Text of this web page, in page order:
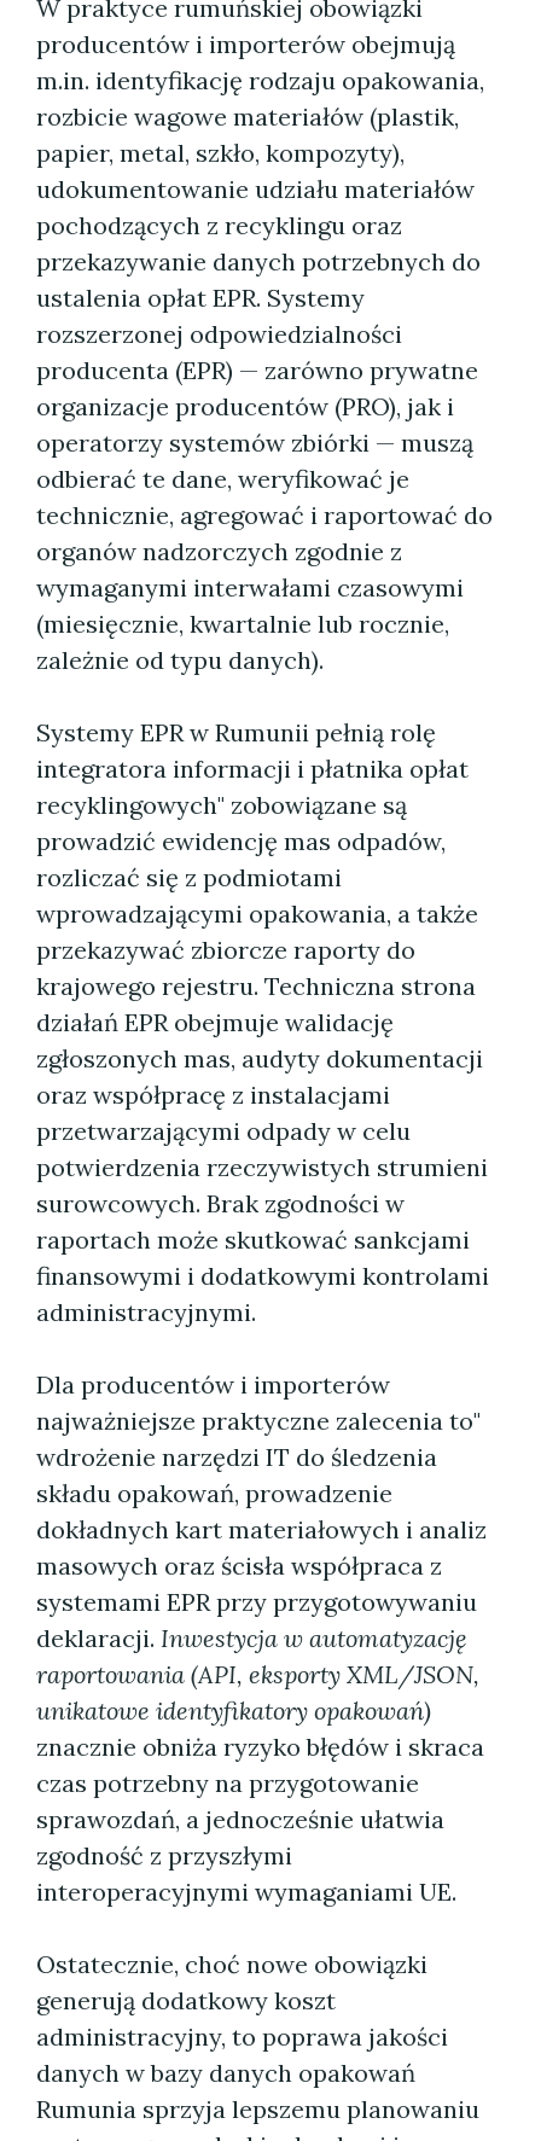
W praktyce rumuńskiej obowiązki
producentów i importerów obejmują
m.in. identyfikację rodzaju opakowania,
rozbicie wagowe materiałów (plastik,
papier, metal, szkło, kompozyty),
udokumentowanie udziału materiałów
pochodzących z recyklingu oraz
przekazywanie danych potrzebnych do
ustalenia opłat EPR. Systemy
rozszerzonej odpowiedzialności
producenta (EPR) — zarówno prywatne
organizacje producentów (PRO), jak i
operatorzy systemów zbiórki — muszą
odbierać te dane, weryfikować je
technicznie, agregować i raportować do
organów nadzorczych zgodnie z
wymaganymi interwałami czasowymi
(miesięcznie, kwartalnie lub rocznie,
zależnie od typu danych).
Systemy EPR w Rumunii pełnią rolę
integratora informacji i płatnika opłat
recyklingowych" zobowiązane są
prowadzić ewidencję mas odpadów,
rozliczać się z podmiotami
wprowadzającymi opakowania, a także
przekazywać zbiorcze raporty do
krajowego rejestru. Techniczna strona
działań EPR obejmuje walidację
zgłoszonych mas, audyty dokumentacji
oraz współpracę z instalacjami
przetwarzającymi odpady w celu
potwierdzenia rzeczywistych strumieni
surowcowych. Brak zgodności w
raportach może skutkować sankcjami
finansowymi i dodatkowymi kontrolami
administracyjnymi.
Dla producentów i importerów
najważniejsze praktyczne zalecenia to"
wdrożenie narzędzi IT do śledzenia
składu opakowań, prowadzenie
dokładnych kart materiałowych i analiz
masowych oraz ścisła współpraca z
systemami EPR przy przygotowywaniu
deklaracji. Inwestycja w automatyzację
raportowania (API, eksporty XML/JSON,
unikatowe identyfikatory opakowań)
znacznie obniża ryzyko błędów i skraca
czas potrzebny na przygotowanie
sprawozdań, a jednocześnie ułatwia
zgodność z przyszłymi
interoperacyjnymi wymaganiami UE.
Ostatecznie, choć nowe obowiązki
generują dodatkowy koszt
administracyjny, to poprawa jakości
danych w bazy danych opakowań
Rumunia sprzyja lepszemu planowaniu